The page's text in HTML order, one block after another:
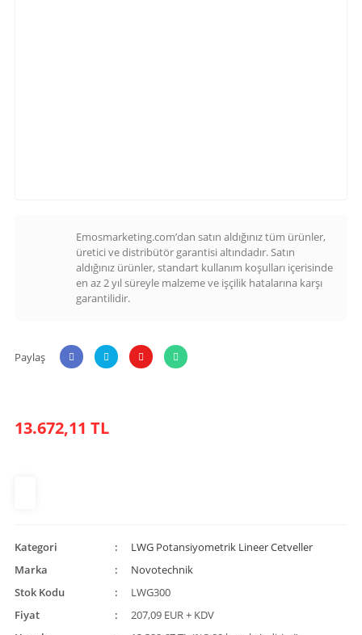
Emosmarketing.com’dan satın aldığınız tüm ürünler,
üretici ve distribütör garantisi altındadır. Satın
aldığınız ürünler, standart kullanım koşulları içerisinde
en az 2 yıl süreyle malzeme ve işçilik hatalarına karşı
garantilidir.
Paylaş
13.672,11 TL
Kategori
LWG Potansiyometrik Lineer Cetveller
Marka
Novotechnik
Stok Kodu
LWG300
Fiyat
207,09 EUR + KDV